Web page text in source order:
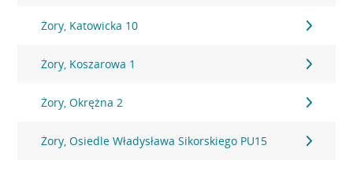
Żory, Katowicka 10
Żory, Koszarowa 1
Żory, Okrężna 2
Żory, Osiedle Władysława Sikorskiego PU15